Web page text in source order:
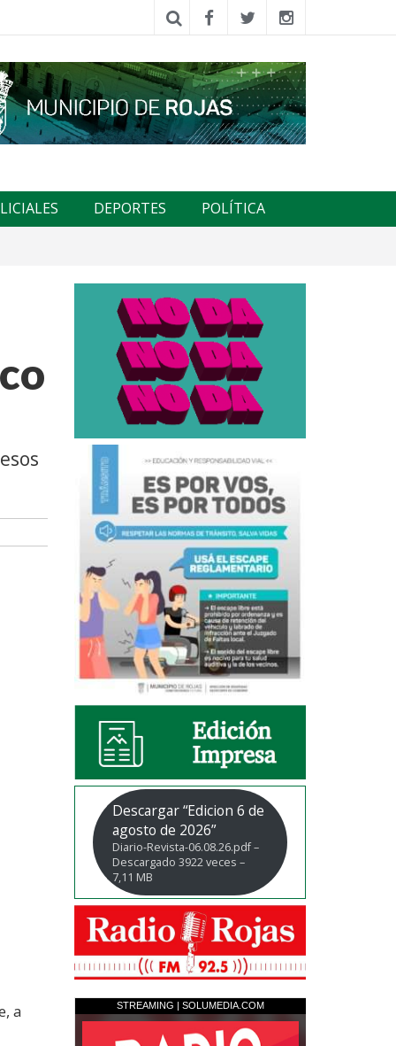
DEPORTES POLÍTICA
a
Descargar “Edicion 6 de
agosto de 2026”
Diario-Revista-06.08.26.pdf –
Descargado 3922 veces –
7,11 MB